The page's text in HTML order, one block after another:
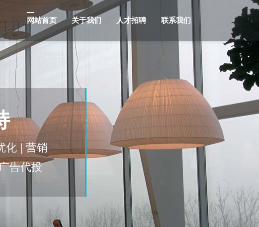
网站首页 关于我们 人才招聘 联系我们
化 | 营销
告代投